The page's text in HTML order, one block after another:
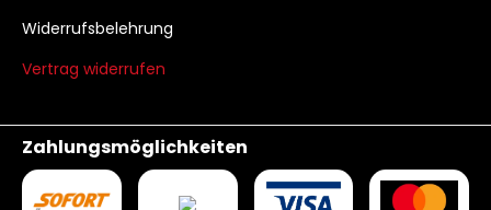
Widerrufsbelehrung
Vertrag widerrufen
Zahlungsmöglichkeiten